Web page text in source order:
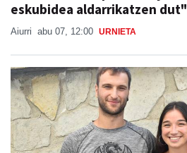
eskubidea aldarrikatzen dut"
Aiurri abu 07, 12:00 URNIETA